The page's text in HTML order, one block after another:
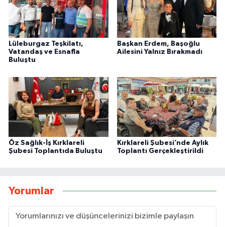
Lüleburgaz Teşkilatı,
Vatandaş ve Esnafla
Buluştu
Başkan Erdem, Başoğlu
Ailesini Yalnız Bırakmadı
Öz Sağlık-İş Kırklareli
Şubesi Toplantıda Buluştu
Kırklareli Şubesi’nde Aylık
Toplantı Gerçekleştirildi
Yorumlar